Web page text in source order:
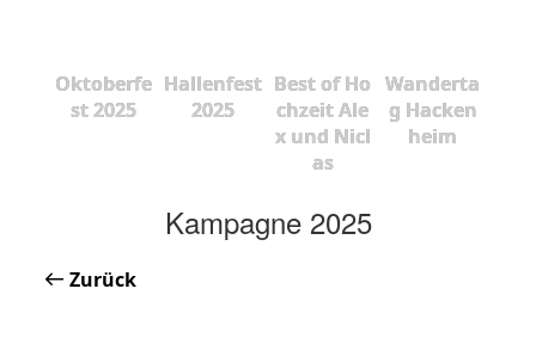
Oktoberfe
st 2025
Hallenfest
2025
Best of Ho
chzeit Ale
x und Nicl
as
Wanderta
g Hacken
heim
Kampagne 2025
Zurück